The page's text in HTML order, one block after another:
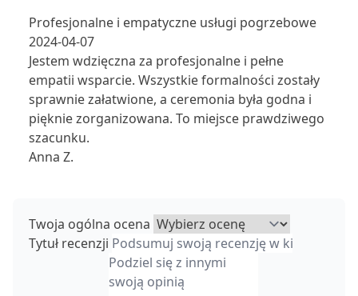
Profesjonalne i empatyczne usługi pogrzebowe
2024-04-07
Jestem wdzięczna za profesjonalne i pełne
empatii wsparcie. Wszystkie formalności zostały
sprawnie załatwione, a ceremonia była godna i
pięknie zorganizowana. To miejsce prawdziwego
szacunku.
Anna Z.
Twoja ogólna ocena
Tytuł recenzji